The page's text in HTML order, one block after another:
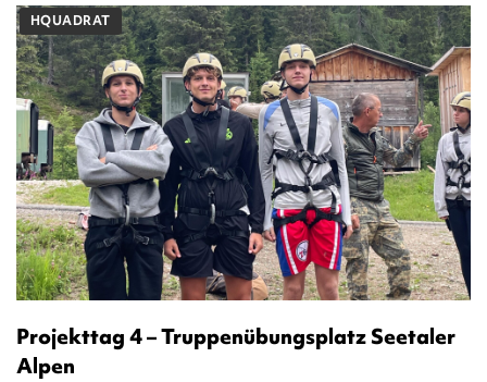
HQUADRAT
Projekttag 4 – Truppenübungsplatz Seetaler
Alpen